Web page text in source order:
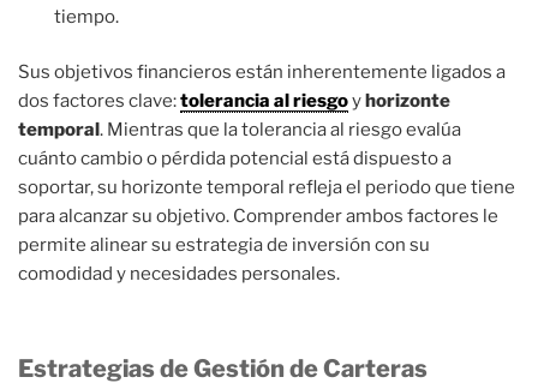
tiempo.
Sus objetivos financieros están inherentemente ligados a
dos factores clave:tolerancia al riesgoyhorizonte
temporal. Mientras que la tolerancia al riesgo evalúa
cuánto cambio o pérdida potencial está dispuesto a
soportar, su horizonte temporal refleja el periodo que tiene
para alcanzar su objetivo. Comprender ambos factores le
permite alinear su estrategia de inversión con su
comodidad y necesidades personales.
Estrategias de Gestión de Carteras